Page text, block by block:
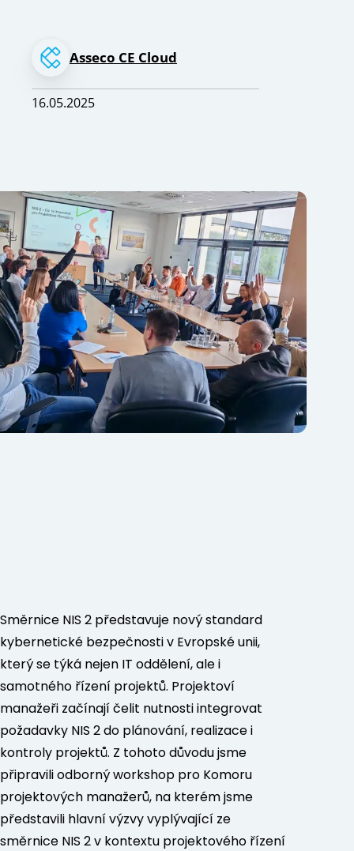
Asseco CE Cloud
16.05.2025
Směrnice NIS 2 představuje nový standard
kybernetické bezpečnosti v Evropské unii,
který se týká nejen IT oddělení, ale i
samotného řízení projektů. Projektoví
manažeři začínají čelit nutnosti integrovat
požadavky NIS 2 do plánování, realizace i
kontroly projektů. Z tohoto důvodu jsme
připravili odborný workshop pro Komoru
projektových manažerů, na kterém jsme
představili hlavní výzvy vyplývající ze
směrnice NIS 2 v kontextu projektového řízení